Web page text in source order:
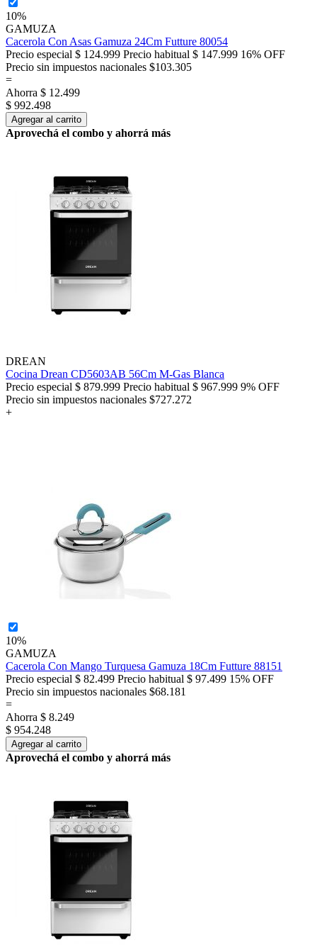
10%
GAMUZA
Cacerola Con Asas Gamuza 24Cm Futture 80054
Precio especial $ 124.999 Precio habitual $ 147.999 16% OFF
Precio sin impuestos nacionales $103.305
=
Ahorra $ 12.499
$ 992.498
Agregar al carrito
Aprovechá el combo y ahorrá más
DREAN
Cocina Drean CD5603AB 56Cm M-Gas Blanca
Precio especial $ 879.999 Precio habitual $ 967.999 9% OFF
Precio sin impuestos nacionales $727.272
+
10%
GAMUZA
Cacerola Con Mango Turquesa Gamuza 18Cm Futture 88151
Precio especial $ 82.499 Precio habitual $ 97.499 15% OFF
Precio sin impuestos nacionales $68.181
=
Ahorra $ 8.249
$ 954.248
Agregar al carrito
Aprovechá el combo y ahorrá más